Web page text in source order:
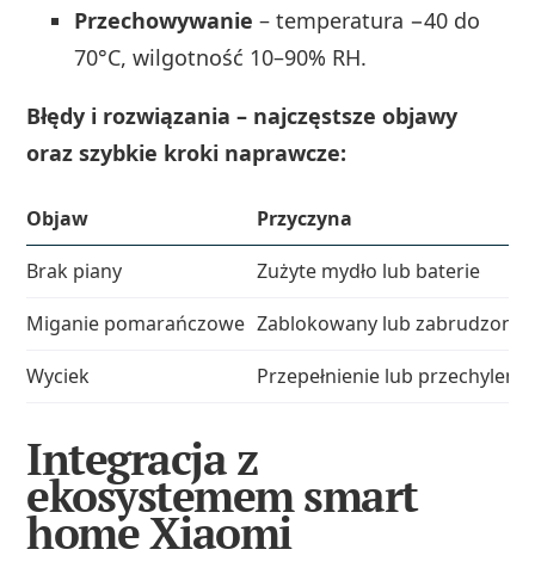
Przechowywanie – temperatura −40 do
70°C, wilgotność 10–90% RH.
Błędy i rozwiązania – najczęstsze objawy
oraz szybkie kroki naprawcze:
Objaw
Przyczyna
Brak piany
Zużyte mydło lub baterie
Miganie pomarańczowe Zablokowany lub zabrudzony
Wyciek
Przepełnienie lub
Integracja z
ekosystemem smart
home Xiaomi